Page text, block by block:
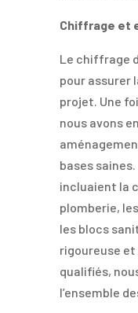
Chiffrage et
Le chiffrage
pour assurer
projet. Une
nous avons
bases
incluaient la
plomberie,
les blocs
rigoureuse
qualifiés,
l’ensemble